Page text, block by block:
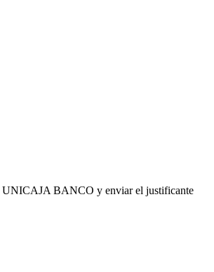
UNICAJA BANCO y enviar el justificante